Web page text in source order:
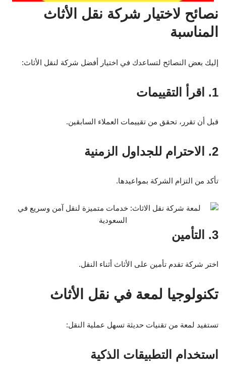
نصائح لاختيار شركة نقل الأثاث
المناسبة
إليك بعض النصائح لتساعدك في اختيار أفضل شركة لنقل الأثاث:
1. اقرأ التقييمات
قبل أن تقرر، تحقق من تقييمات العملاء السابقين.
2. الاحترام للجداول الزمنية
تأكد من التزام الشركة بمواعيدها.
3. التأمين
اختر شركة تقدم تأمين على الأثاث أثناء النقل.
تكنولوجيا لمعة في نقل الأثاث
تستفيد لمعة من تقنيات حديثة تسهل عملية النقل:
استخدام التطبيقات الذكية